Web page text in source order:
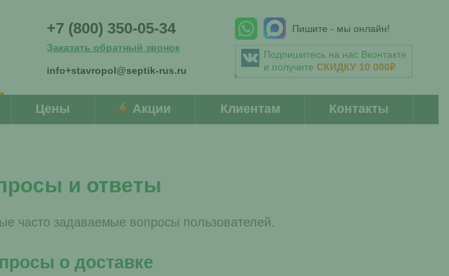
+7 (800) 350-05-34
Заказать обратный звонок
info+stavropol@septik-rus.ru
Пишите - мы онлайн!
Подпишитесь на нас Вконтакте
и получитеСКИДКУ 10 000₽
Цены Акции Клиентам Контакты
и ответы
часто задаваемые вопросы пользователей.
о доставке